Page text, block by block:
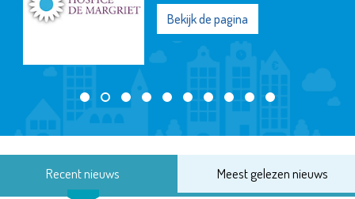
Bekijk de pagina
Recent nieuws Meest gelezen nieuws